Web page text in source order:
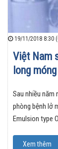
19/11/2018 8:30
Việt Nam
long móng
Sau nhiều năm
phòng bệnh lở
Emulsion type
Xem thêm